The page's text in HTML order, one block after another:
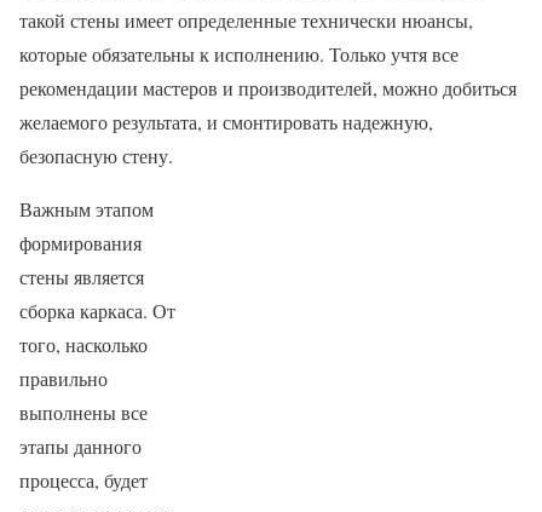
такой стены имеет определенные технически нюансы,
которые обязательны к исполнению. Только учтя все
рекомендации мастеров и производителей, можно добиться
желаемого результата, и смонтировать надежную,
безопасную стену.
Важным этапом
формирования
стены является
сборка каркаса. От
того, насколько
правильно
выполнены все
этапы данного
процесса, будет